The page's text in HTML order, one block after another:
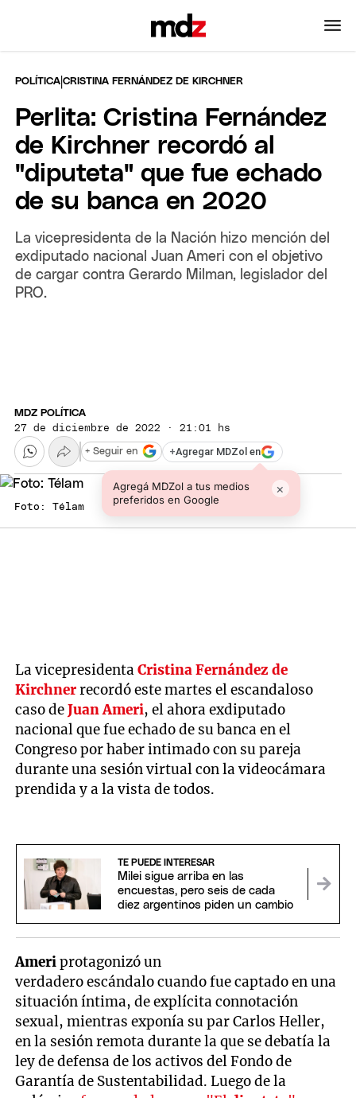
POLÍTICA |CRISTINA FERNÁNDEZ DE KIRCHNER
Perlita: Cristina Fernández
de Kirchner recordó al
"diputeta" que fue echado
de su banca en 2020
La vicepresidenta de la Nación hizo mención del
exdiputado nacional Juan Ameri con el objetivo
de cargar contra Gerardo Milman, legislador del
PRO.
MDZ POLÍTICA
27 de diciembre de 2022 · 21:01 hs
+Agregar MDZol en
Agregá MDZol a tus medios
preferidos en Google
×
+ Seguir en
Foto: Télam
La vicepresidentaCristina Fernández de
Kirchnerrecordó este martes el escandaloso
caso deJuan Ameri, el ahora exdiputado
nacional que fue echado de su banca en el
Congreso por haber intimado con su pareja
durante una sesión virtual con la videocámara
prendida y a la vista de todos.
TE PUEDE INTERESAR
Milei sigue arriba en las
encuestas, pero seis de cada
diez argentinos piden un cambio
Ameriprotagonizó un
verdadero escándalo cuando fue captado en una
situación íntima, de explícita connotación
sexual, mientras exponía su par Carlos Heller,
en la sesión remota durante la que se debatía la
ley de defensa de los activos del Fondo de
Garantía de Sustentabilidad. Luego de la